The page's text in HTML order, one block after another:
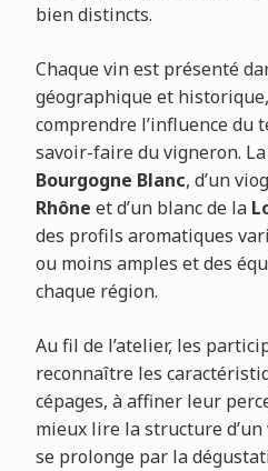
bien distincts.
Chaque vin est présenté
géographique et
comprendre l’influence du
savoir-faire du vigneron.
Bourgogne Blanc, d’un
Rhône et d’un blanc de la
des profils aromatiques
ou moins amples et des
chaque région.
Au fil de l’atelier, les
reconnaître les
cépages, à affiner leur
mieux lire la structure d’un
se prolonge par la